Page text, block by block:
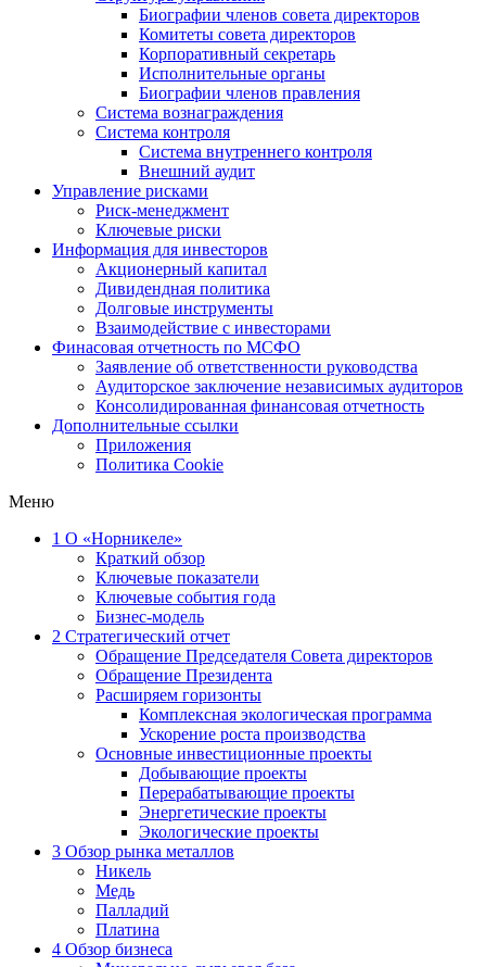
Биографии членов совета директоров
Комитеты совета директоров
Корпоративный секретарь
Исполнительные органы
Биографии членов правления
Система вознаграждения
Система контроля
Система внутреннего контроля
Внешний аудит
Управление рисками
Риск-менеджмент
Ключевые риски
Информация для инвесторов
Акционерный капитал
Дивидендная политика
Долговые инструменты
Взаимодействие с инвеcторами
Финасовая отчетность по МСФО
Заявление об ответственности руководства
Аудиторское заключение независимых аудиторов
Консолидированная финансовая отчетность
Дополнительные ссылки
Приложения
Политика Cookie
Меню
1 О «Норникеле»
Краткий обзор
Ключевые показатели
Ключевые события года
Бизнес-модель
2 Стратегический отчет
Обращение Председателя Совета директоров
Обращение Президента
Расширяем горизонты
Комплексная экологическая программа
Ускорение роста производства
Основные инвестиционные проекты
Добывающие проекты
Перерабатывающие проекты
Энергетические проекты
Экологические проекты
3 Обзор рынка металлов
Никель
Медь
Палладий
Платина
4 Обзор бизнеса